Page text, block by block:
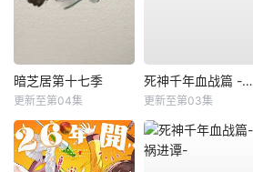
暗芝居第十七季
更新至第04集
死神千年血战篇 -祸进谭-
更新至第03集